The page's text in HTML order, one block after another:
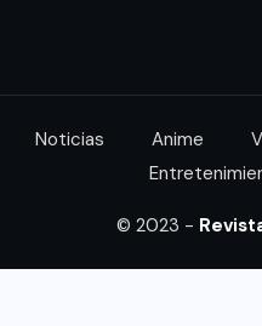
Noticias Anime
© 2023 -